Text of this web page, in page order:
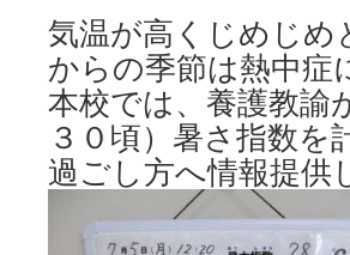
気温が高くじめじ
からの季節は熱中症
本校では、養護教諭
３０頃）暑さ指数
過ごし方へ情報提供